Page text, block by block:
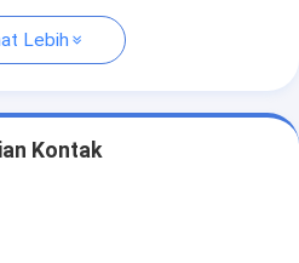
Lebih
Kontak